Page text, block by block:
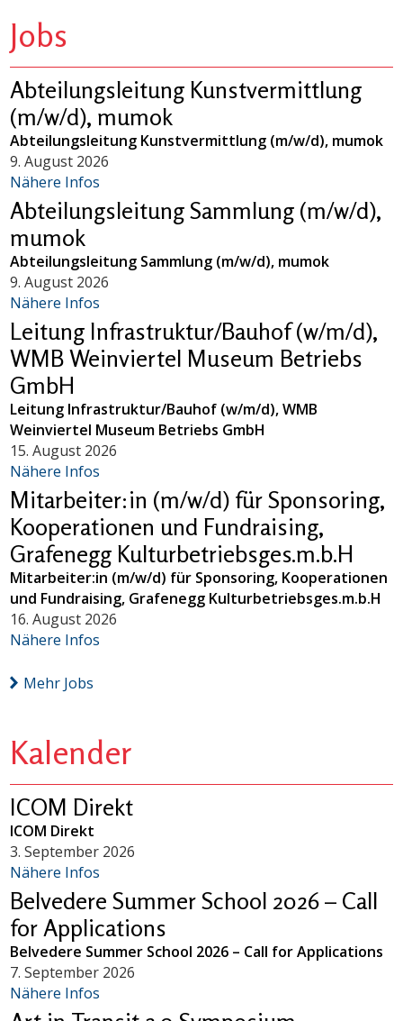
Jobs
Abteilungsleitung Kunstvermittlung
(m/w/d), mumok
Abteilungsleitung Kunstvermittlung (m/w/d), mumok
9. August 2026
Nähere Infos
Abteilungsleitung Sammlung (m/w/d),
mumok
Abteilungsleitung Sammlung (m/w/d), mumok
9. August 2026
Nähere Infos
Leitung Infrastruktur/Bauhof (w/m/d),
WMB Weinviertel Museum Betriebs
GmbH
Leitung Infrastruktur/Bauhof (w/m/d), WMB
Weinviertel Museum Betriebs GmbH
15. August 2026
Nähere Infos
Mitarbeiter:in (m/w/d) für Sponsoring,
Kooperationen und Fundraising,
Grafenegg Kulturbetriebsges.m.b.H
Mitarbeiter:in (m/w/d) für Sponsoring, Kooperationen
und Fundraising, Grafenegg Kulturbetriebsges.m.b.H
16. August 2026
Nähere Infos
Mehr Jobs
Kalender
ICOM Direkt
ICOM Direkt
3. September 2026
Nähere Infos
Belvedere Summer School 2026 – Call
for Applications
Belvedere Summer School 2026 – Call for Applications
7. September 2026
Nähere Infos